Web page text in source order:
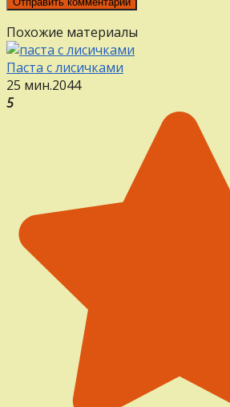
Похожие материалы
Паста с лисичками
25 мин.2044
5